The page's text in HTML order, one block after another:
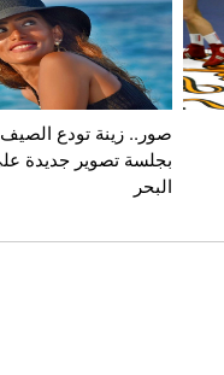
صور.. زينة تودع الصيف
بجلسة تصوير جديدة
البحر